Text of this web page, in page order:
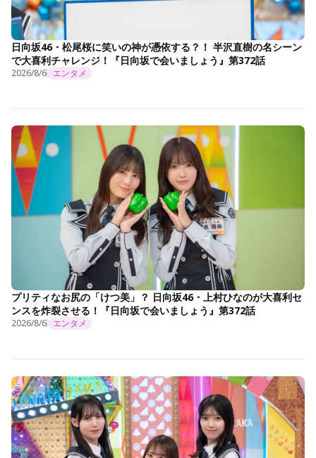
日向坂46・松尾桜に笑いの神が憑依する？！ 半沢直樹の名シーン
で大喜利チャレンジ！『日向坂で会いましょう』第372話
2026/8/6 エンタメ
プリティなお尻の「けつ美」？ 日向坂46・上村ひなのが大喜利セ
ンスを炸裂させる！『日向坂で会いましょう』第372話
2026/8/6 エンタメ